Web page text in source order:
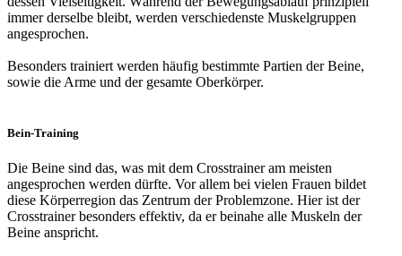
immer derselbe bleibt, werden verschiedenste Muskelgruppen
angesprochen.
Besonders trainiert werden häufig bestimmte Partien der Beine,
sowie die Arme und der gesamte Oberkörper.
Bein-Training
Die Beine sind das, was mit dem Crosstrainer am meisten
angesprochen werden dürfte. Vor allem bei vielen Frauen bildet
diese Körperregion das Zentrum der Problemzone. Hier ist der
Crosstrainer besonders effektiv, da er beinahe alle Muskeln der
Beine anspricht.